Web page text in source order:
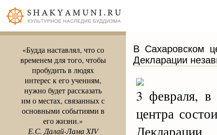
«Будда наставлял, что со
временем для того, чтобы
пробудить в людях
интерес к его учениям,
нужно будет рассказать
им о местах, связанных с
основными событиями в
его жизни.»
Е.С. Далай-Лама XIV
В Сахаровском
Декларации
3 февраля, в
центра